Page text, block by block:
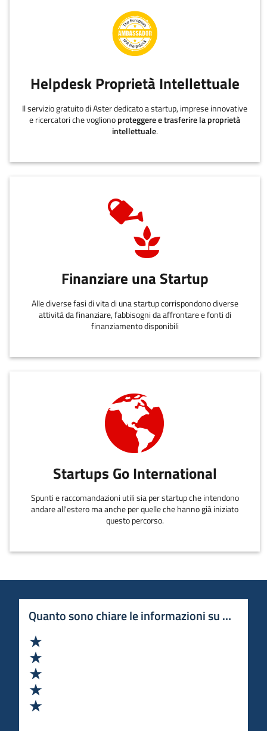
Helpdesk Proprietà Intellettuale
Il servizio gratuito di Aster dedicato a startup, imprese innovative
e ricercatori che voglionoproteggere e trasferire la proprietà
intellettuale.
Finanziare una Startup
Alle diverse fasi di vita di una startup corrispondono diverse
attività da finanziare, fabbisogni da affrontare e fonti di
finanziamento disponibili
Startups Go International
Spunti e raccomandazioni utili sia per startup che intendono
andare all'estero ma anche per quelle che hanno già iniziato
questo percorso.
Quanto sono chiare le informazioni su questa